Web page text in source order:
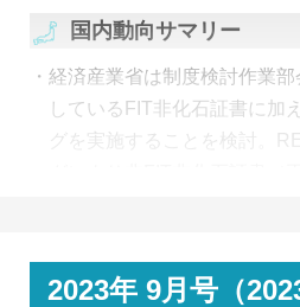
国内動向サマリー
経済産業省は制度検討作業
しているFIT非化石証書に加
グを実施することを検討。
会を設置。戦略実現に向け
2023年 9月号（